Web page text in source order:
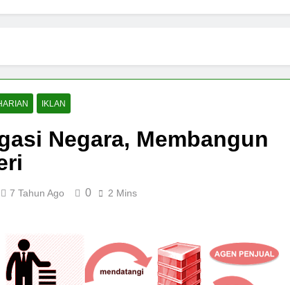
IKLAN
Negara, Membangun
7 Tahun Ago 0 2 Mins